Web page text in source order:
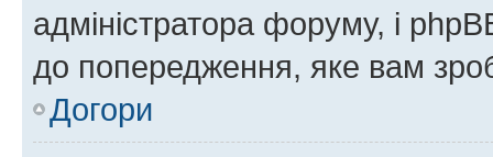
адміністратора форуму, і
до попередження, яке вам
Догори